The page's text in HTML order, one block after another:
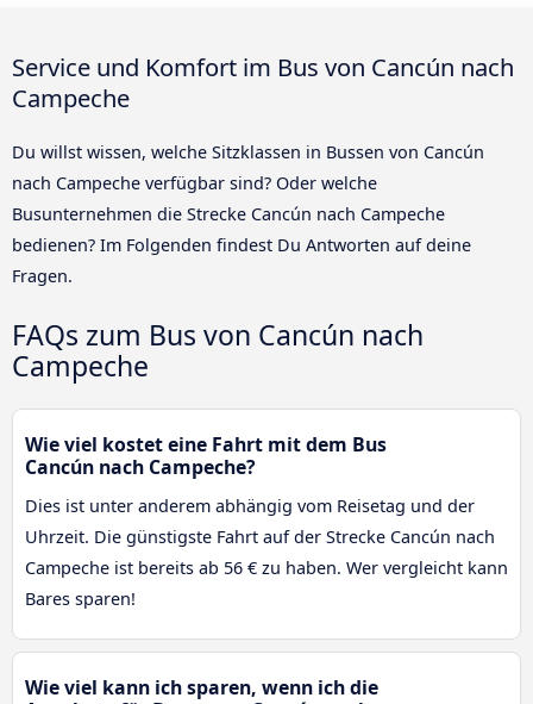
Service und Komfort im Bus von Cancún nach
Campeche
Du willst wissen, welche Sitzklassen in Bussen von Cancún
nach Campeche verfügbar sind? Oder welche
Busunternehmen die Strecke Cancún nach Campeche
bedienen? Im Folgenden findest Du Antworten auf deine
Fragen.
FAQs zum Bus von Cancún nach
Campeche
Wie viel kostet eine Fahrt mit dem Bus
Cancún nach Campeche?
Dies ist unter anderem abhängig vom Reisetag und der
Uhrzeit. Die günstigste Fahrt auf der Strecke Cancún nach
Campeche ist bereits ab 56 € zu haben. Wer vergleicht kann
Bares sparen!
Wie viel kann ich sparen, wenn ich die